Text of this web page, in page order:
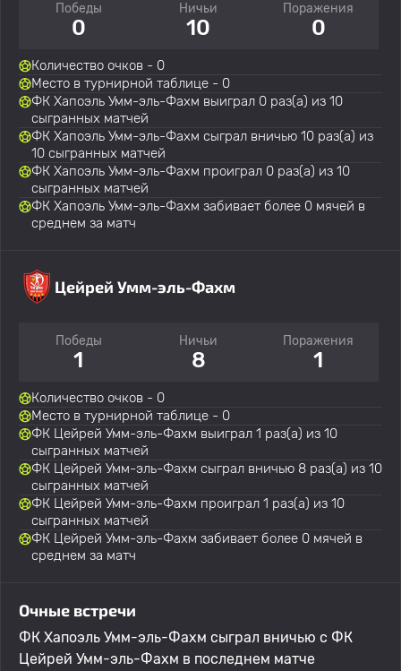
Победы
0
Ничьи
10
Поражения
0
Количество очков - 0
Место в турнирной таблице - 0
ФК Хапоэль Умм-эль-Фахм выиграл 0 раз(а) из 10
сыгранных матчей
ФК Хапоэль Умм-эль-Фахм сыграл вничью 10 раз(а) из
10 сыгранных матчей
ФК Хапоэль Умм-эль-Фахм проиграл 0 раз(а) из 10
сыгранных матчей
ФК Хапоэль Умм-эль-Фахм забивает более 0 мячей в
среднем за матч
Цейрей Умм-эль-Фахм
Победы
1
Ничьи
8
Поражения
1
Количество очков - 0
Место в турнирной таблице - 0
ФК Цейрей Умм-эль-Фахм выиграл 1 раз(а) из 10
сыгранных матчей
ФК Цейрей Умм-эль-Фахм сыграл вничью 8 раз(а) из 10
сыгранных матчей
ФК Цейрей Умм-эль-Фахм проиграл 1 раз(а) из 10
сыгранных матчей
ФК Цейрей Умм-эль-Фахм забивает более 0 мячей в
среднем за матч
Очные встречи
ФК Хапоэль Умм-эль-Фахм сыграл вничью с ФК
Цейрей Умм-эль-Фахм в последнем матче